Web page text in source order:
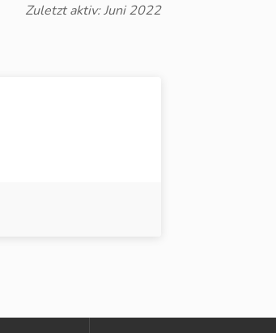
Zuletzt aktiv: Juni 2022